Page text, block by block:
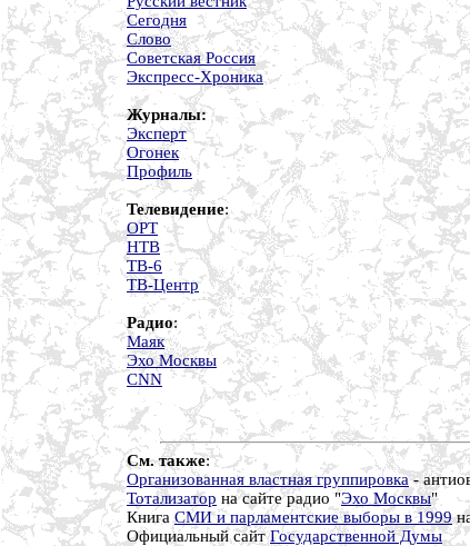
Сегодня
Слово
Советская Россия
Экспресс-Хроника
Журналы:
Эксперт
Огонек
Профиль
Телевидение:
ОРТ
НТВ
ТВ-6
ТВ-Центр
Радио:
Маяк
Эхо Москвы
СNN
См. также:
Организованная властная группировка-
Тотализатор на сайте радио "Эхо Москвы"
КнигаСМИ и парламентские выборы в 1999
Официальный сайтГосударственной Думы